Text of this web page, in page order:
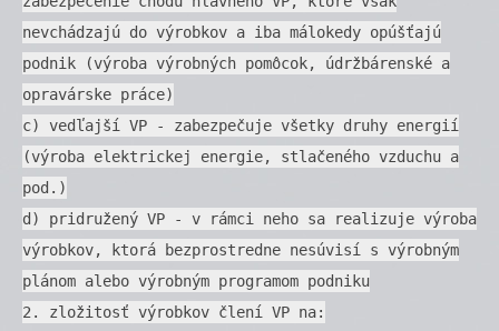
nevchádzajú do výrobkov a iba málokedy opúšťajú
podnik (výroba výrobných pomôcok, údržbárenské a
opravárske práce)
c) vedľajší VP - zabezpečuje všetky druhy energií
(výroba elektrickej energie, stlačeného vzduchu a
pod.)
d) pridružený VP - v rámci neho sa realizuje výroba
výrobkov, ktorá bezprostredne nesúvisí s výrobným
plánom alebo výrobným programom podniku
2. zložitosť výrobkov člení VP na: